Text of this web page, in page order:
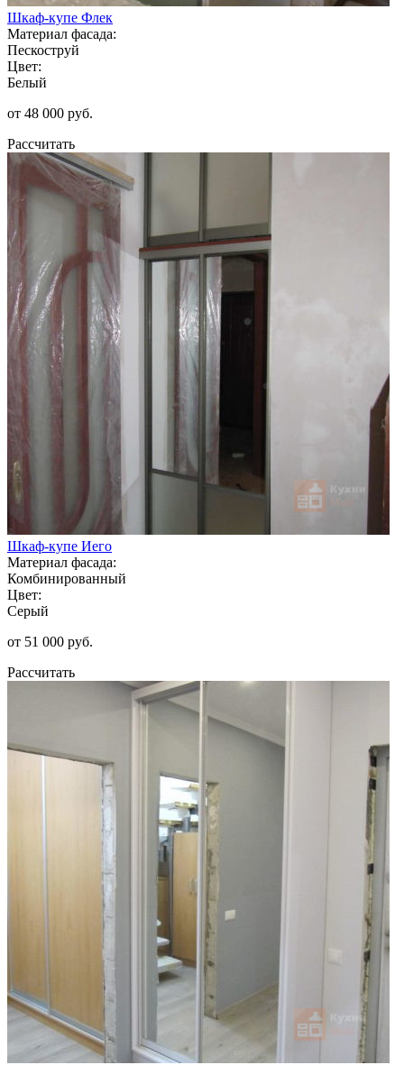
Шкаф-купе Флек
Материал фасада:
Пескоструй
Цвет:
Белый
от 48 000 руб.
Рассчитать
Шкаф-купе Иего
Материал фасада:
Комбинированный
Цвет:
Серый
от 51 000 руб.
Рассчитать